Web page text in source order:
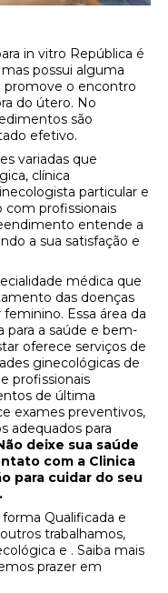
in vitro República é
possui alguma
promove o encontro
do útero. No
são
efetivo.
variadas que
clínica
particular e
com profissionais
entende a
a sua satisfação e
médica que
das doenças
Essa área da
a saúde e bem-
oferece serviços de
ginecológicas de
profissionais
de última
exames preventivos,
adequados para
deixe sua saúde
com a Clinica
para cuidar do seu
Qualificada e
trabalhamos,
e . Saiba mais
prazer em